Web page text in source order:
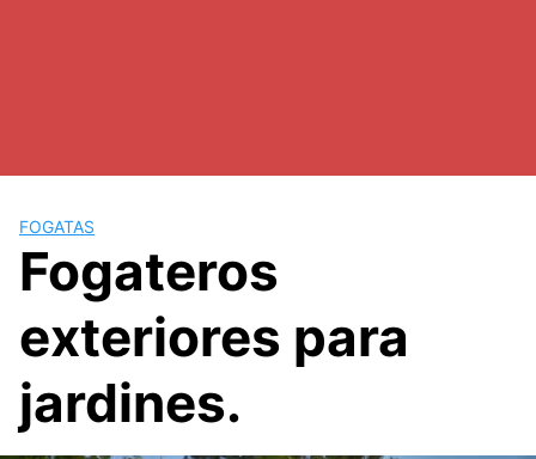
FOGATAS
Fogateros
exteriores para
jardines.